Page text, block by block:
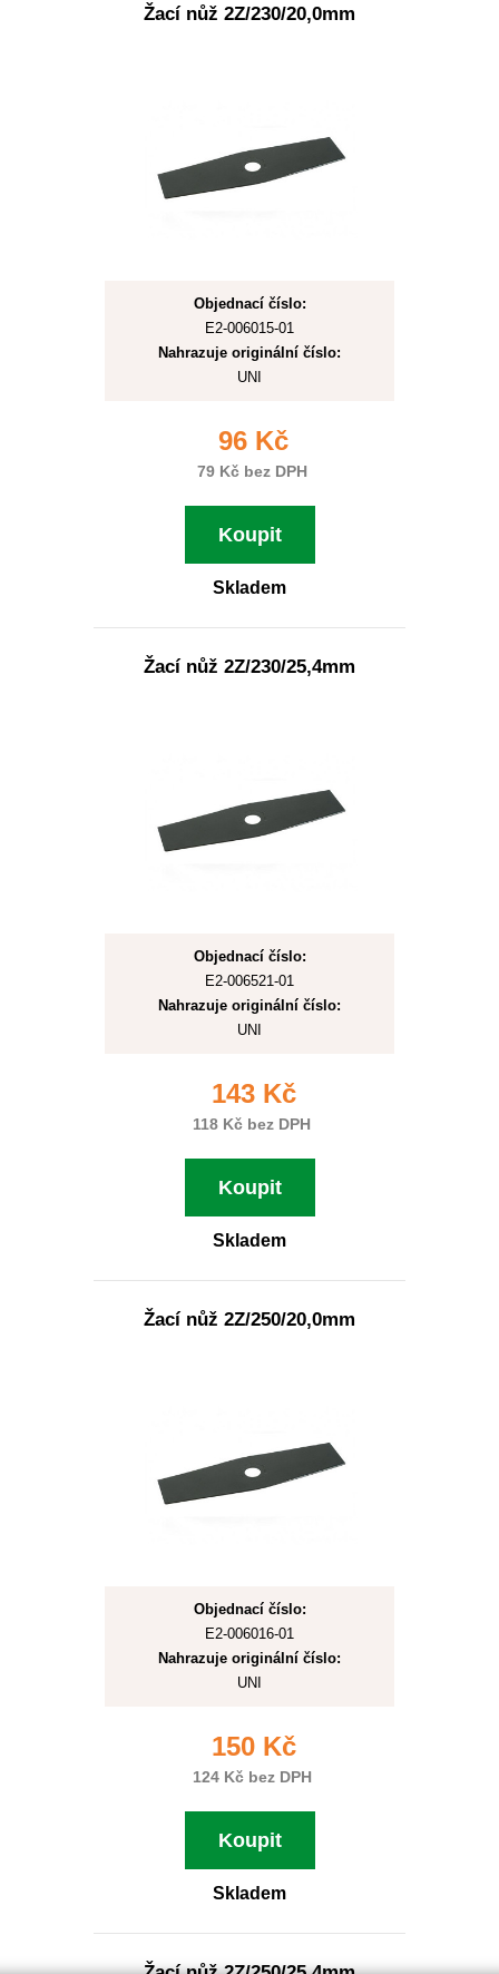
Žací nůž 2Z/230/20,0mm
Objednací číslo:
E2-006015-01
Nahrazuje originální číslo:
UNI
96 Kč
79 Kč bez DPH
Koupit
Skladem
Žací nůž 2Z/230/25,4mm
Objednací číslo:
E2-006521-01
Nahrazuje originální číslo:
UNI
143 Kč
118 Kč bez DPH
Koupit
Skladem
Žací nůž 2Z/250/20,0mm
Objednací číslo:
E2-006016-01
Nahrazuje originální číslo:
UNI
150 Kč
124 Kč bez DPH
Koupit
Skladem